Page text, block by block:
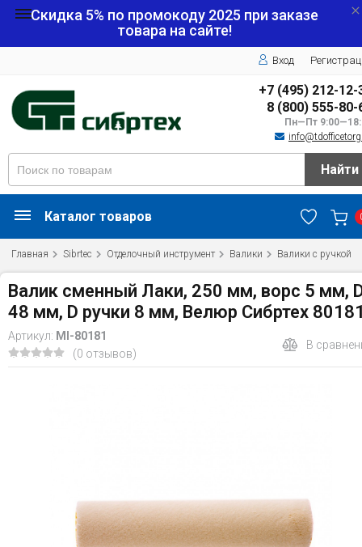
Скидка 5% по промокоду 2025 при заказе
товара на сайте!
Вход
+7 (495) 212-12-
8 (800) 555-80-
Пн—Пт
Найти
Каталог товаров
Главная Sibrtec Отделочный инструмент Валики Валики с ручкой
Валик сменный Лаки, 250 мм, ворс 5 мм,
48 мм, D ручки 8 мм, Велюр Сибртех
Артикул: MI-80181
(0 отзывов)
В